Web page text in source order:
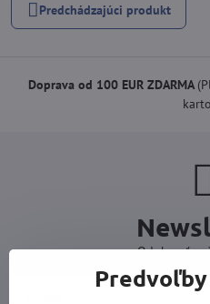
Predchádzajúci produkt
Doprava od 100 EUR ZDARMA
Odoberať